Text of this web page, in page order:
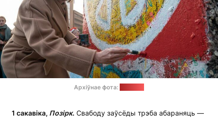
Архіўнае фота:
1 сакавіка, Позірк. Свабоду заўсёды трэба абараняць —